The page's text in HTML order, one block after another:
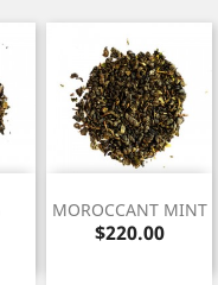
MOROCCANT MINT
Precio
$220.00